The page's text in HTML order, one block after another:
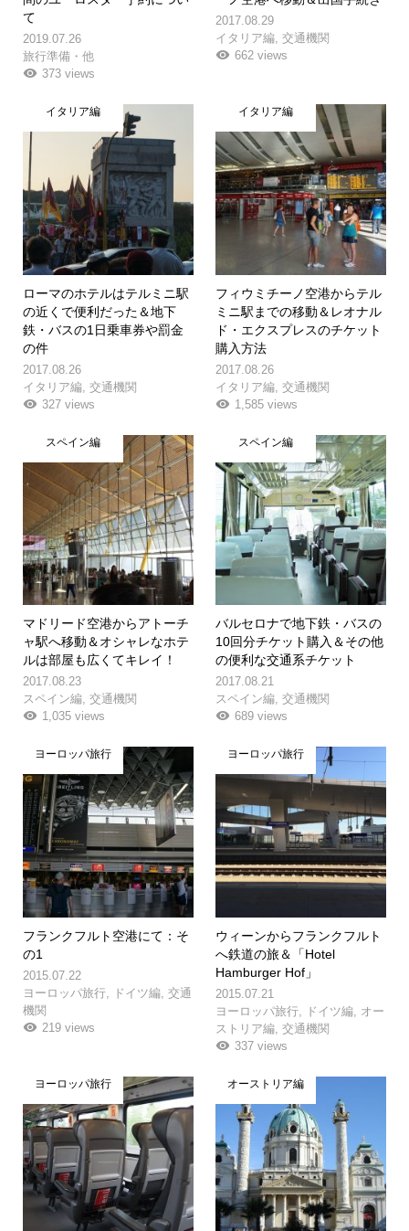
て
2019.07.26
旅行準備・他
373 views
2017.08.29
イタリア編 ,交通機関
662 views
イタリア編
ローマのホテルはテルミニ駅
の近くで便利だった＆地下
鉄・バスの1日乗車券や罰金
の件
2017.08.26
イタリア編, 交通機関
327 views
イタリア編
フィウミチーノ空港からテル
ミニ駅までの移動＆レオナル
ド・エクスプレスのチケット
購入方法
2017.08.26
イタリア編 ,交通機関
1,585 views
スペイン編
マドリード空港からアトーチ
ャ駅へ移動＆オシャレなホテ
ルは部屋も広くてキレイ！
2017.08.23
スペイン編, 交通機関
1,035 views
スペイン編
バルセロナで地下鉄・バスの
10回分チケット購入＆その他
の便利な交通系チケット
2017.08.21
スペイン編,交通機関
689 views
ヨーロッパ旅行
フランクフルト空港にて：そ
の1
2015.07.22
ヨーロッパ旅行, ドイツ編, 交通
機関
219 views
ヨーロッパ旅行
ウィーンからフランクフルト
へ鉄道の旅＆「Hotel
Hamburger Hof」
2015.07.21
ヨーロッパ旅行
ドイツ編 オー
ストリア編 ,交通機関
337 views
ヨーロッパ旅行 オーストリア編